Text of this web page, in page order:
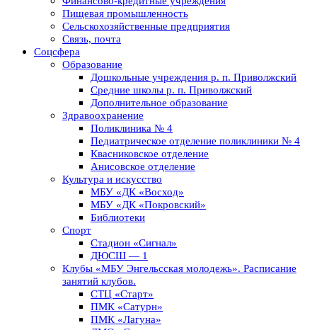
Пищевая промышленность
Сельскохозяйственные предприятия
Связь, почта
Соцсфера
Образование
Дошкольные учреждения р. п. Приволжский
Средние школы р. п. Приволжский
Дополнительное образование
Здравоохранение
Поликлиника № 4
Педиатрическое отделение поликлиники № 4
Квасниковское отделение
Анисовское отделение
Культура и искусство
МБУ «ДК «Восход»
МБУ «ДК «Покровский»
Библиотеки
Спорт
Стадион «Сигнал»
ДЮСШ — 1
Клубы «МБУ Энгельсская молодежь». Расписание
занятий клубов.
СТЦ «Старт»
ПМК «Сатурн»
ПМК «Лагуна»